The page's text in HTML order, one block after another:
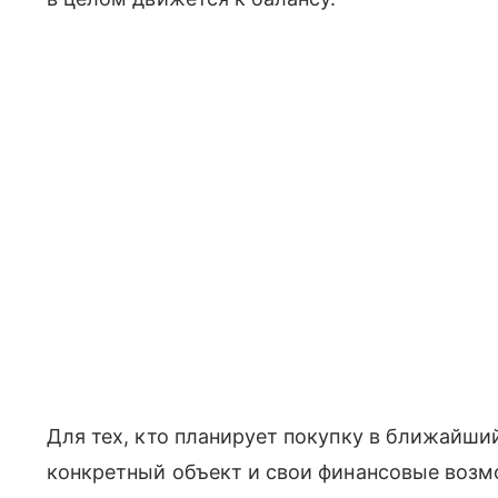
Для тех, кто планирует покупку в
конкретный объект и свои финансовые